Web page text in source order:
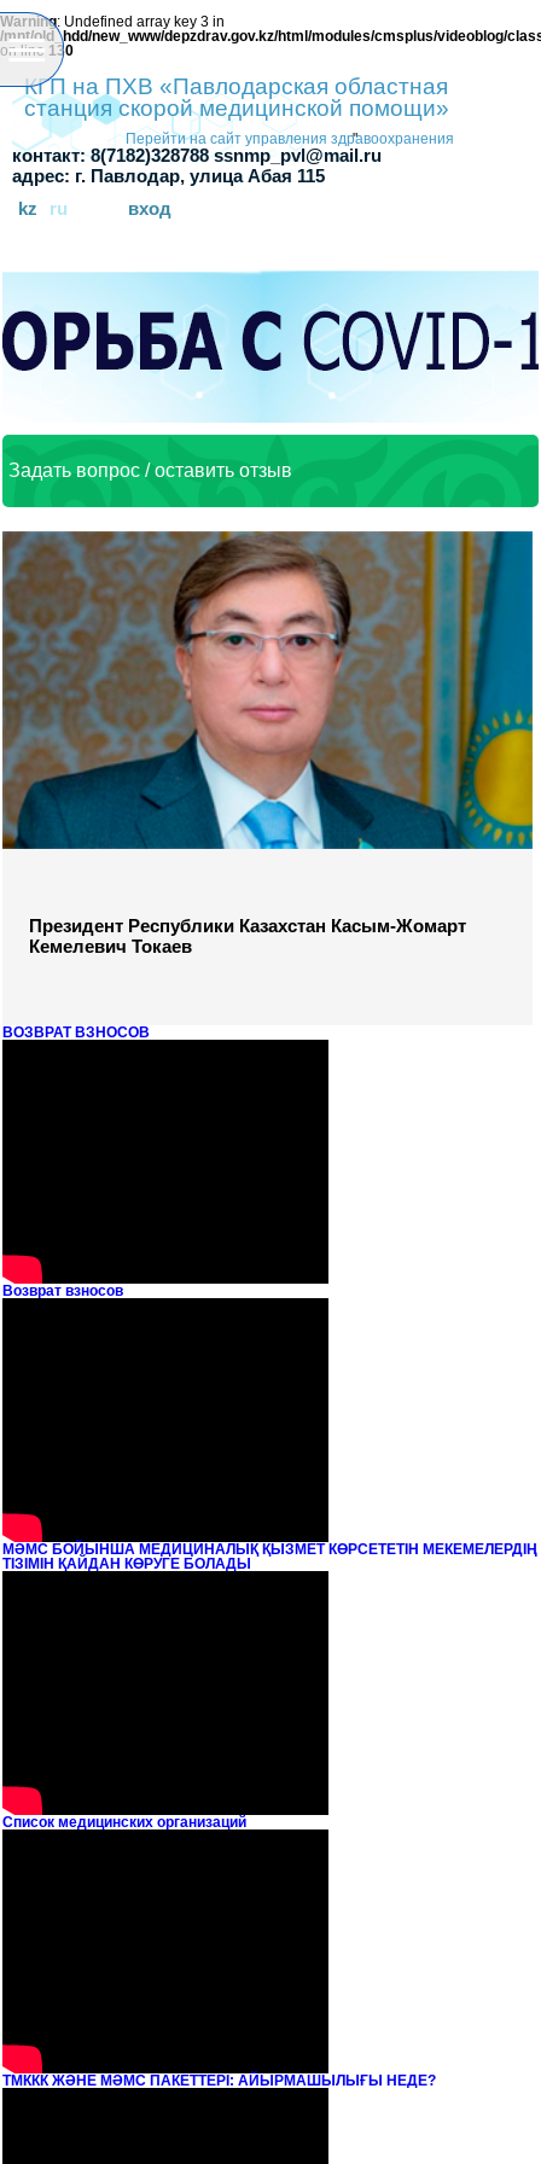
Warning: Undefined array key 3 in
/mnt/old_hdd/new_www/depzdrav.gov.kz/html/modules/cmsplus/videoblog/
on line 130
КГП на ПХВ «Павлодарская областная
станция скорой медицинской помощи»
Перейти на сайт управления здравоохранения
"
контакт: 8(7182)328788 ssnmp_pvl@mail.ru
адрес: г. Павлодар, улица Абая 115
kz
ru вход
Задать вопрос / оставить отзыв
Президент Республики Казахстан Касым-Жомарт
Кемелевич Токаев
ВОЗВРАТ ВЗНОСОВ
Возврат взносов
МӘМС БОЙЫНША МЕДИЦИНАЛЫҚ ҚЫЗМЕТ КӨРСЕТЕТІН МЕКЕМЕЛЕРДІҢ
ТІЗІМІН ҚАЙДАН КӨРУГЕ БОЛАДЫ
Список медицинских организаций
ТМККК ЖӘНЕ МӘМС ПАКЕТТЕРІ: АЙЫРМАШЫЛЫҒЫ НЕДЕ?